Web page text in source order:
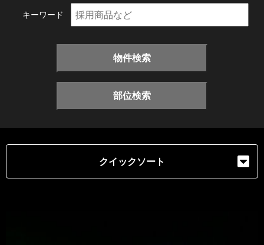
キーワード
物件検索
部位検索
クイックソート